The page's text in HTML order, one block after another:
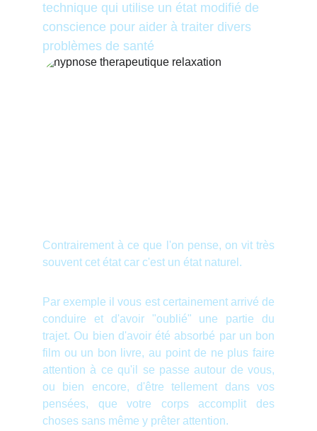
technique qui utilise un état modifié de
conscience pour aider à traiter divers
problèmes de santé
Contrairement à ce que l'on pense, on vit très
souvent cet état car c'est un état naturel.
Par exemple il vous est certainement arrivé de
conduire et d'avoir "oublié" une partie du
trajet. Ou bien d'avoir été absorbé par un bon
film ou un bon livre, au point de ne plus faire
attention à ce qu'il se passe autour de vous,
ou bien encore, d'être tellement dans vos
pensées, que votre corps accomplit des
choses sans même y prêter attention.